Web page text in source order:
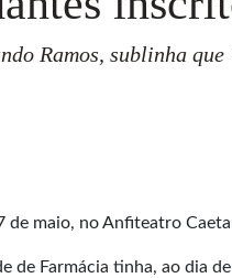
Ramos, sublinha
de maio, no Anfiteatro
de Farmácia tinha, ao dia